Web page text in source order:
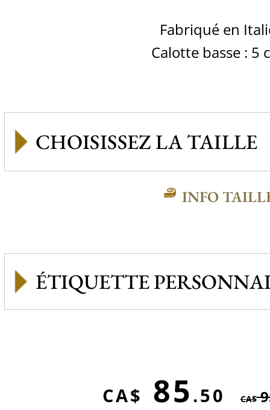
Fabriqué en
Calotte basse : 5
INFO
ÉTIQUETTE
CA$ 85.50 CA$